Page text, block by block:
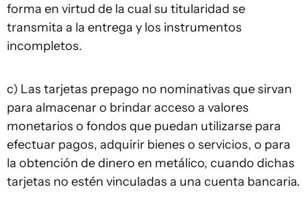
forma en virtud de la cual su titularidad se
transmita a la entrega y los instrumentos
incompletos.
c) Las tarjetas prepago no nominativas que sirvan
para almacenar o brindar acceso a valores
monetarios o fondos que puedan utilizarse para
efectuar pagos, adquirir bienes o servicios, o para
la obtención de dinero en metálico, cuando dichas
tarjetas no estén vinculadas a una cuenta bancaria.